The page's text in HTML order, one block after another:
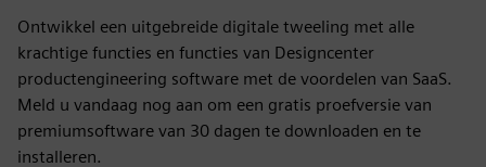
Ontwikkel een uitgebreide digitale tweeling met alle
krachtige functies en functies van Designcenter
productengineering software met de voordelen van SaaS.
Meld u vandaag nog aan om een gratis proefversie van
premiumsoftware van 30 dagen te downloaden en te
installeren.